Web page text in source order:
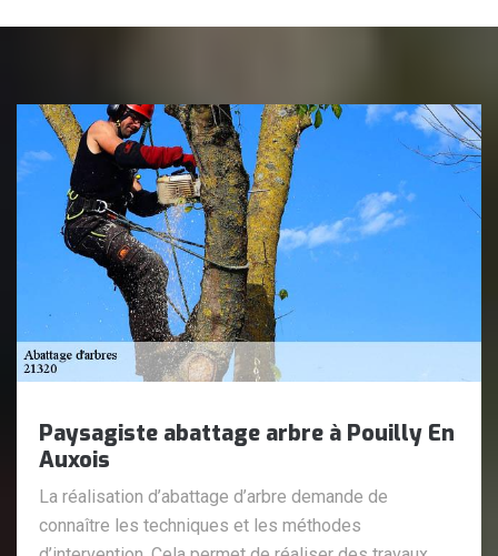
Paysagiste abattage arbre à Pouilly En
Auxois
La réalisation d’abattage d’arbre demande de
connaître les techniques et les méthodes